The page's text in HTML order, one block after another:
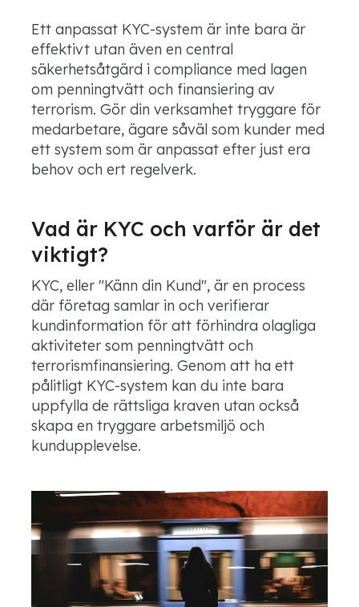
Ett anpassat KYC-system är inte bara är
effektivt utan även en central
säkerhetsåtgärd i compliance med lagen
om penningtvätt och finansiering av
terrorism. Gör din verksamhet tryggare för
medarbetare, ägare såväl som kunder med
ett system som är anpassat efter just era
behov och ert regelverk.
Vad är KYC och varför är det
viktigt?
KYC, eller "Känn din Kund", är en process
där företag samlar in och verifierar
kundinformation för att förhindra olagliga
aktiviteter som penningtvätt och
terrorismfinansiering. Genom att ha ett
pålitligt KYC-system kan du inte bara
uppfylla de rättsliga kraven utan också
skapa en tryggare arbetsmiljö och
kundupplevelse.